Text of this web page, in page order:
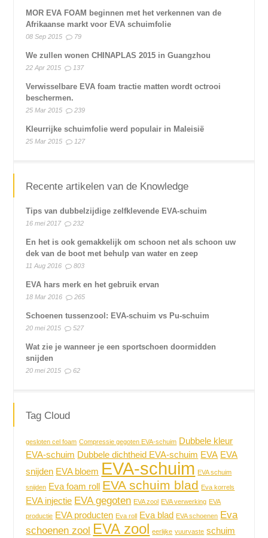
MOR EVA FOAM beginnen met het verkennen van de
Afrikaanse markt voor EVA schuimfolie
08 Sep 2015 79
We zullen wonen CHINAPLAS 2015 in Guangzhou
22 Apr 2015 137
Verwisselbare EVA foam tractie matten wordt octrooi
beschermen.
25 Mar 2015 239
Kleurrijke schuimfolie werd populair in Maleisië
25 Mar 2015 127
Recente artikelen van de Knowledge
Tips van dubbelzijdige zelfklevende EVA-schuim
16 mei 2017 232
En het is ook gemakkelijk om schoon net als schoon uw
dek van de boot met behulp van water en zeep
11 Aug 2016 803
EVA hars merk en het gebruik ervan
18 Mar 2016 265
Schoenen tussenzool: EVA-schuim vs Pu-schuim
20 mei 2015 527
Wat zie je wanneer je een sportschoen doormidden
snijden
20 mei 2015 62
Tag Cloud
gesloten cel foam Compressie gegoten EVA-schuim Dubbele kleur
EVA-schuim Dubbele dichtheid EVA-schuim EVA EVA
snijden EVA bloem EVA-schuim EVA schuim
snijden Eva foam roll EVA schuim blad Eva korrels
EVA injectie EVA gegoten EVA zool EVA verwerking EVA
productie EVA producten Eva roll Eva blad EVA schoenen Eva
schoenen zool EVA zool eerlijke vuurvaste schuim